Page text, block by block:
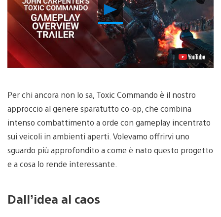
Riproduci
video
Per chi ancora non lo sa, Toxic Commando è il nostro
approccio al genere sparatutto co-op, che combina
intenso combattimento a orde con gameplay incentrato
sui veicoli in ambienti aperti. Volevamo offrirvi uno
sguardo più approfondito a come è nato questo progetto
e a cosa lo rende interessante.
Dall’idea al caos